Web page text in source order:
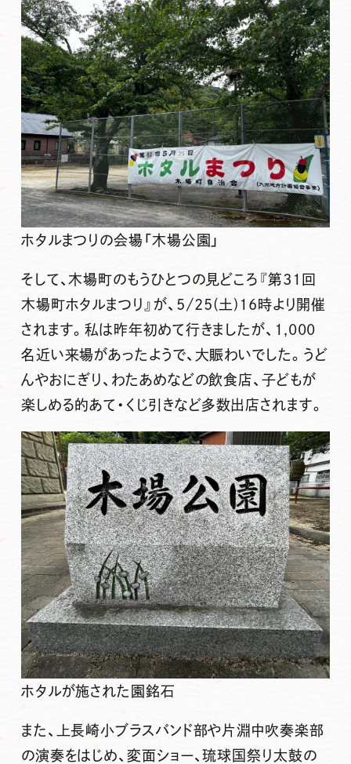
ホタルまつりの会場「木場公園」
そして、木場町のもうひとつの見どころ『第31回
木場町ホタルまつり 』が、 5/25(土)16時より開催
されます。私は昨年初めて行きましたが、1,000
名近い来場があったようで、大賑わいでした。うど
んやおにぎり、わたあめなどの飲食店、子どもが
楽しめる的あて・くじ引きなど多数出店されます。
ホタルが施された園銘石
また、上長崎小ブラスバンド部や片淵中吹奏楽部
の演奏をはじめ、変面ショー、琉球国祭り太鼓の